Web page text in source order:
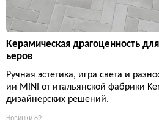
Керамическая драгоценность
ьеров
Ручная эстетика, игра света и
ии MINI от итальянской фабрики
дизайнерских решений.
Новинки 89